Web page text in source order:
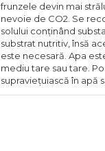
frunzele devin mai
nevoie de CO2. Se
solului conținând
substrat nutritiv, însă
este necesară. Apa
mediu tare sau tare.
supraviețuiască în apă